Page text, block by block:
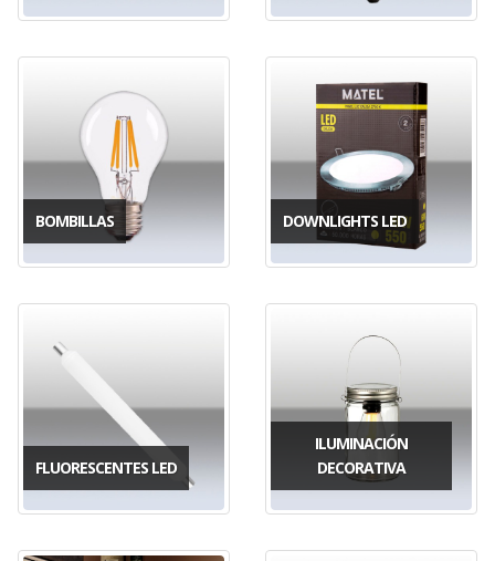
BOMBILLAS DOWNLIGHTS LED
FLUORESCENTES LED
ILUMINACIÓN
DECORATIVA